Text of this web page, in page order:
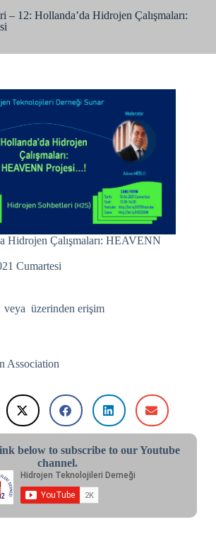
– 12: Hollanda’da Hidrojen Çalışmaları:
Hidrojen Çalışmaları: HEAVENN
Cumartesi
veya üzerinden erişim
Association
below to subscribe to our Youtube
channel.